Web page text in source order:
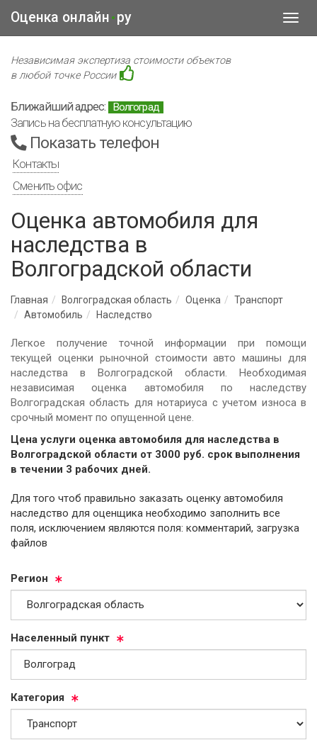
Оценка онлайн • ру
Независимая экспертиза стоимости объектов
в любой точке России
Ближайший адрес: Волгоград
Запись на бесплатную консультацию
Показать телефон
Контакты
Сменить офис
Оценка автомобиля для
наследства в
Волгоградской области
Главная Волгоградская область Оценка
Транспорт
Автомобиль
Наследство
Легкое получение точной информации при помощи
текущей оценки рыночной стоимости авто машины для
наследства в Волгоградской области. Необходимая
независимая оценка автомобиля по наследству
Волгоградская область для нотариуса с учетом износа в
срочный момент по опущенной цене.
Цена услуги оценка автомобиля для наследства в
Волгоградской области от 3000 руб. cрок выполнения
в течении 3 рабочих дней.
Для того чтоб правильно заказать оценку автомобиля
наследство для оценщика необходимо заполнить все
поля, исключением являются поля: комментарий, загрузка
файлов
Ре­ги­он
На­се­лен­ный пункт
Ка­те­го­рия